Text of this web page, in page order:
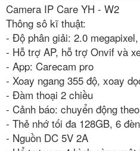
Camera IP Care YH - W2
Thông sô kĩ thuật:
- Độ phân giải: 2.0 megapixel,
- Hỗ trợ AP, hỗ trợ Onvif và
- App: Carecam pro
- Xoay ngang 355 độ, xoay
- Đàm thoại 2 chiều
- Cảnh báo: chuyển động
- Thẻ nhớ tối đa 128GB, 6
- Nguồn DC 5V 2A